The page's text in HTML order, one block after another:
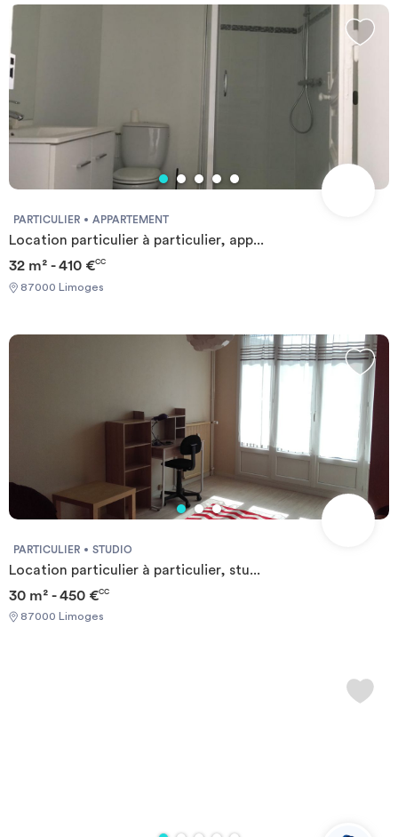
PARTICULIER APPARTEMENT
Location particulier à particulier, app...
32 m² - 410 €CC
87000 Limoges
PARTICULIER STUDIO
Location particulier à particulier, stu...
30 m² - 450 €CC
87000 Limoges